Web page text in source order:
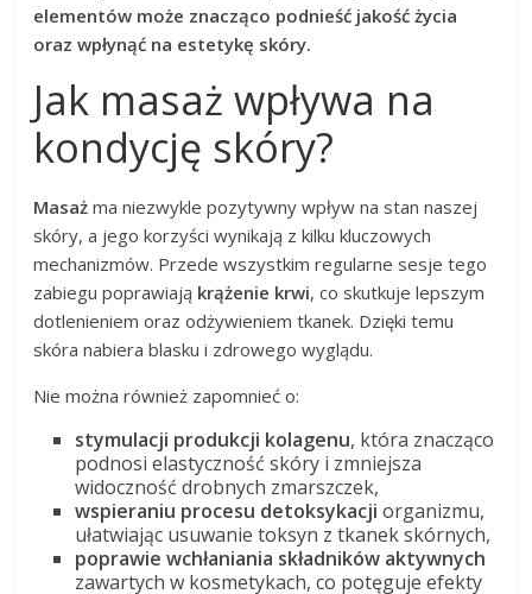
elementów może znacząco podnieść jakość życia
oraz wpłynąć na estetykę skóry.
Jak masaż wpływa na
kondycję skóry?
Masaż ma niezwykle pozytywny wpływ na stan naszej
skóry, a jego korzyści wynikają z kilku kluczowych
mechanizmów. Przede wszystkim regularne sesje tego
zabiegu poprawiają krążenie krwi, co skutkuje lepszym
dotlenieniem oraz odżywieniem tkanek. Dzięki temu
skóra nabiera blasku i zdrowego wyglądu.
Nie można również zapomnieć o:
stymulacji produkcji kolagenu, która znacząco
podnosi elastyczność skóry i zmniejsza
widoczność drobnych zmarszczek,
wspieraniu procesu detoksykacji organizmu,
ułatwiając usuwanie toksyn z tkanek skórnych,
poprawie wchłaniania składników aktywnych
zawartych w kosmetykach, co potęguje efekty